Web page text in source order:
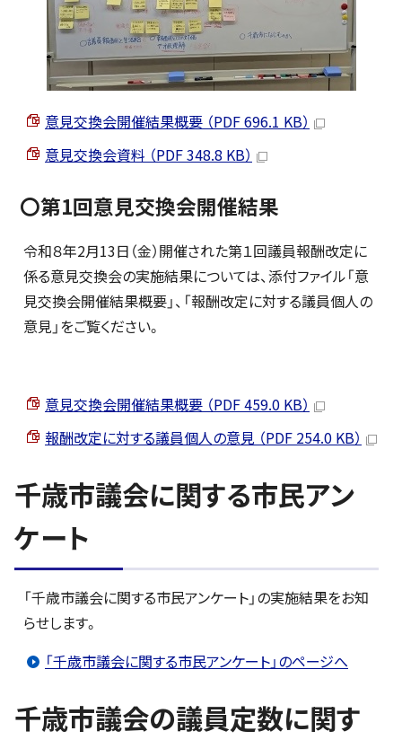
意見交換会開催結果概要 （PDF 696.1 KB）
意見交換会資料 （PDF 348.8 KB）
〇第1回意見交換会開催結果
令和８年2月13日（金）開催された第１回議員報酬改定に
係る意見交換会の実施結果については、添付ファイル「意
見交換会開催結果概要」、「報酬改定に対する議員個人の
意見」をご覧ください。
意見交換会開催結果概要 （PDF 459.0 KB）
報酬改定に対する議員個人の意見 （PDF 254.0 KB）
千歳市議会に関する市民アン
ケート
「千歳市議会に関する市民アンケート」の実施結果をお知
らせします。
「千歳市議会に関する市民アンケート」のページへ
千歳市議会の議員定数に関す